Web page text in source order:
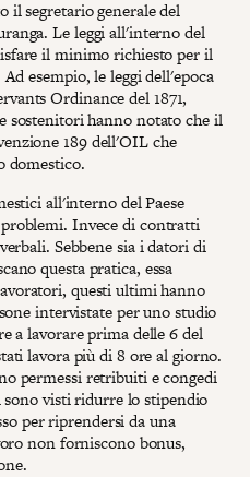
il segretario generale del
Le leggi all'interno del
il minimo richiesto per il
esempio, le leggi dell'epoca
Ordinance del 1871,
sostenitori hanno notato che il
189 dell'OIL che
domestico.
all'interno del Paese
Invece di contratti
Sebbene sia i datori di
questa pratica, essa
questi ultimi hanno
intervistate per uno studio
a lavorare prima delle 6 del
lavora più di 8 ore al giorno.
permessi retribuiti e congedi
visti ridurre lo stipendio
per riprendersi da una
non forniscono bonus,